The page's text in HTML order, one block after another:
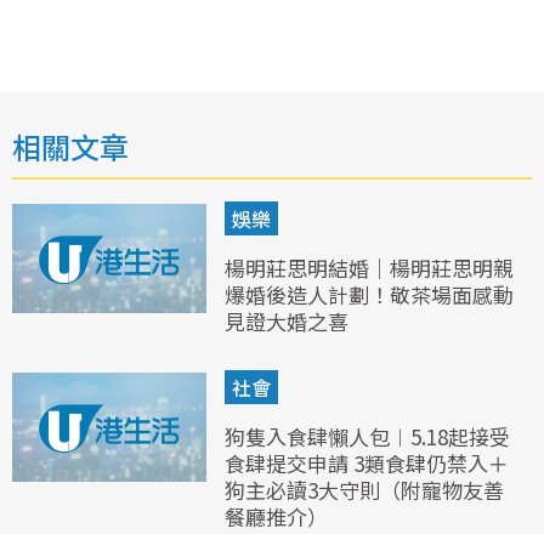
相關文章
娛樂
楊明莊思明結婚｜楊明莊思明親
爆婚後造人計劃！敬茶場面感動
見證大婚之喜
社會
狗隻入食肆懶人包︱5.18起接受
食肆提交申請 3類食肆仍禁入＋
狗主必讀3大守則（附寵物友善
餐廳推介）